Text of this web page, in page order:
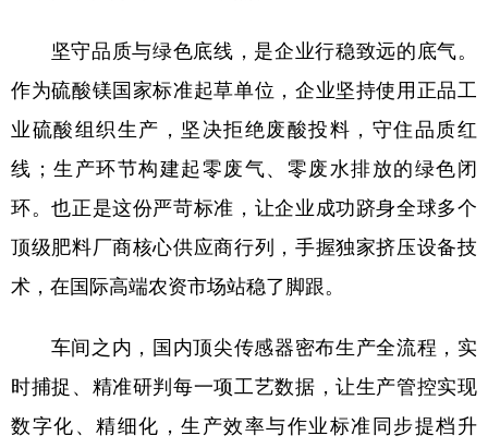
坚守品质与绿色底线，是企业行稳致远的底气。
作为硫酸镁国家标准起草单位，企业坚持使用正品工
业硫酸组织生产，坚决拒绝废酸投料，守住品质红
线；生产环节构建起零废气、零废水排放的绿色闭
环。也正是这份严苛标准，让企业成功跻身全球多个
顶级肥料厂商核心供应商行列，手握独家挤压设备技
术，在国际高端农资市场站稳了脚跟。
车间之内，国内顶尖传感器密布生产全流程，实
时捕捉、精准研判每一项工艺数据，让生产管控实现
数字化、精细化，生产效率与作业标准同步提档升